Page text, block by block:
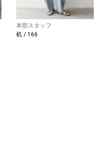
本部スタッフ
机 / 166